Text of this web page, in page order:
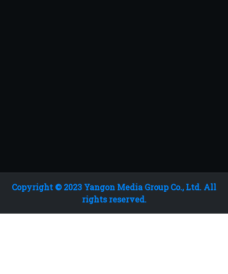
Copyright © 2023 Yangon Media Group Co., Ltd. All
rights reserved.